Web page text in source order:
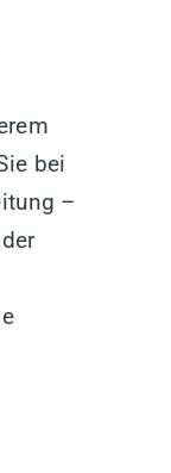
bei
–